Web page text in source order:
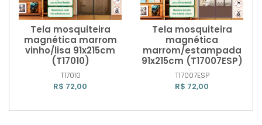
Tela mosquiteira
magnética marrom
vinho/lisa 91x215cm
(T17010)
T17010
R$ 72,00
Comprar
Tela mosquiteira
magnética
marrom/estampada
91x215cm (T17007ESP)
T17007ESP
R$ 72,00
Comprar